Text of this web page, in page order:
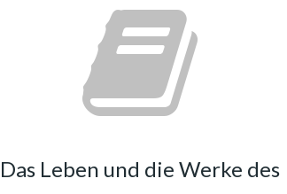
Das Leben und die Werke des